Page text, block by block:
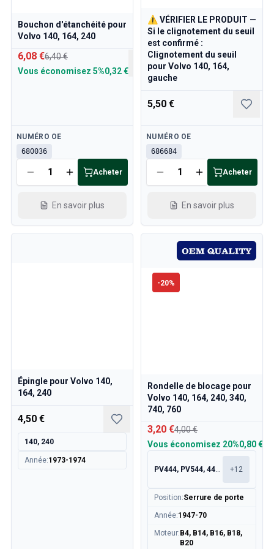
Volvo 850 Roues/Chapeaux de moyeu
Volvo 850 Pièces de carrosserie
Volvo 850 Système de carburant/échappement
Volvo 850 Pièces intérieures
Volvo 850 Système de refroidissement
Volvo 850 Équipement électrique
Volvo 850 Système de chauffage
Volvo 850 Direction/suspension
Volvo 850 Pièces diverses
Électricité
Moteur
Intérieur
Promotion
Promotion du mois
Bouchon d'étanchéité pour
Volvo 140, 164, 240
6,08 €6,40 €
Vous économisez 5%0,32 €
Disponible
NUMÉRO OE
680036
Acheter
En savoir plus
⚠ VÉRIFIER LE PRODUIT —
Si le clignotement du seuil
est confirmé :
Clignotement du seuil
pour Volvo 140, 164,
gauche
5,50 €
Disponible
NUMÉRO OE
686684
Acheter
En savoir plus
Épingle pour Volvo 140,
164, 240
4,50 €
140, 240
Année:1973-1974
-20%
Rondelle de blocage pour
Volvo 140, 164, 240, 340,
740, 760
3,20 €4,00 €
Vous économisez 20%0,80 €
PV444, PV544, 445, 210 +12
Position:Serrure de porte
Année:1947-70
Moteur: B4, B14, B16, B18,
B20